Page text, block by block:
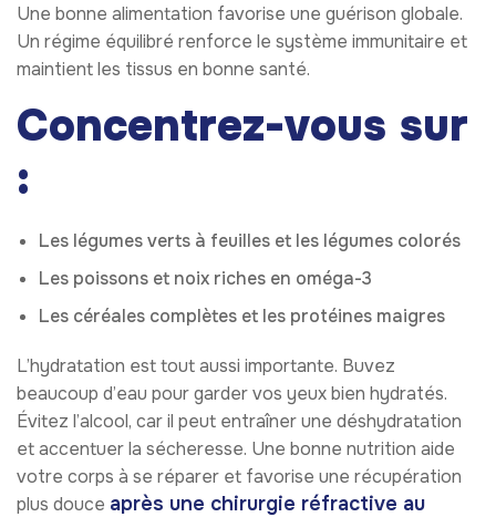
Une bonne alimentation favorise une guérison globale.
Un régime équilibré renforce le système immunitaire et
maintient les tissus en bonne santé.
Concentrez-vous sur
:
Les légumes verts à feuilles et les légumes colorés
Les poissons et noix riches en oméga-3
Les céréales complètes et les protéines maigres
L’hydratation est tout aussi importante. Buvez
beaucoup d’eau pour garder vos yeux bien hydratés.
Évitez l’alcool, car il peut entraîner une déshydratation
et accentuer la sécheresse. Une bonne nutrition aide
votre corps à se réparer et favorise une récupération
plus douce après une chirurgie réfractive au